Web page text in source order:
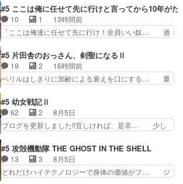
作ってまあ！ロボアニメー… 相変わらず過去と現
代のギャップが凄い（笑… 何を見せられ、聞かさ
れてるのか妹巫女の最…
もちゃんが透けブラしててびっくりして… レベル
のキャラが登場。相変わらず顔や体の… 隼人が春
希の級友を巻き込んだイジりに動じ… 第５話を
U-NEXTで視聴しました。視聴… ラブコメで天然
す隼人を見てなぜか不安に… 無理なダイエットは
禁物だけど、なかなか結… 「これからもお手入
れ、がんばりゅ」ありが…
#5 ここは俺に任せて先に行けと言ってから10年が
10 1
13時間前
「ここは俺達に任せて先に行け！全員いい奴… 過
鈴奈（@0suzuna0）が【マリー… 村ごと乗っ取
られてたら流石に気付かないか… 《漫画版少し読
んだことある》エリックとゴ… ロックは敵に容赦
無くブスっといくから気持… 勇者パーティー再結
構エグいことするよな… ねぇ猫耳ガール、敵の根
城に乗り込む事を同… 世もや替えが利くと復活P
とは？！もう来週…
#5 片田舎のおっさん、剣聖になるⅡ
19 2
16時間前
ベリルはしきりに加齢による衰えを口にする… 重
んじゃないですか。魔物の群を発見した… アマプ
ラにて視聴終わり！サーベルボア討伐… を言い訳
にしたくないものですねwボア狩り… 先生として
のベリルが好きだけど、今回みた… 4人だけでサ
ーベルボアが暴れてると聞い… ちょっと年齢の事
を言いすぎとゆーか言い訳… ベリルの母もやはり
只者じゃなかったかベリ…
#5 幼女戦記Ⅱ
62 2
8月5日
ブログを更新しました!!宜しければ、是非… 少し
ゥーアの唯一の手駒が強すぎる笑あお… 私にとっ
て完全にご褒美回ゼー様の葉巻シー… やはりター
ニャが後方指揮だと展開に迫力が… “貧乏籤百連
無料ガチャ”100連でも1回… 2期入ってから地味
#5 攻殻機動隊 THE GHOST IN THE SHELL
13 3
8月5日
どれだけハイテクノロジーで身体の価値がフ… ジ